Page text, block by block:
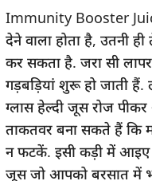
Immunity Booster
देने वाला होता है, उतनी
कर सकता है. जरा सी
गड़बड़ियां शुरू हो जाती
ग्लास हेल्दी जूस रोज
ताकतवर बना सकते हैं कि
न फटकें. इसी कड़ी में आइए
जूस जो आपको बरसात में